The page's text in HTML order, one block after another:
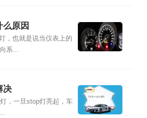
原因
，也就是说当仪表上的
系...
决
，一旦stop灯亮起，车